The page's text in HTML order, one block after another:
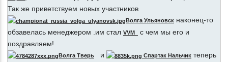
Так же приветствуем новых участников
Волга Ульяновск наконец-то
обзавелась менеджером .им стал VVM
с чем мы его и
поздравляем!
Волга Тверь и Спартак Нальчик теперь